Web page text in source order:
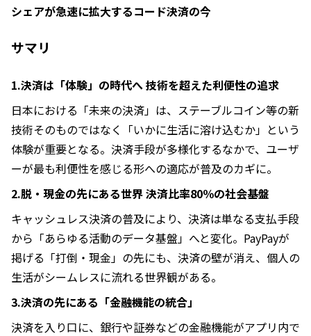
シェアが急速に拡大するコード決済の今
サマリ
1.決済は「体験」の時代へ 技術を超えた利便性の追求
日本における「未来の決済」は、ステーブルコイン等の新
技術そのものではなく「いかに生活に溶け込むか」という
体験が重要となる。決済手段が多様化するなかで、ユーザ
ーが最も利便性を感じる形への適応が普及のカギに。
2.脱・現金の先にある世界 決済比率80％の社会基盤
キャッシュレス決済の普及により、決済は単なる支払手段
から「あらゆる活動のデータ基盤」へと変化。PayPayが
掲げる「打倒・現金」の先にも、決済の壁が消え、個人の
生活がシームレスに流れる世界観がある。
3.決済の先にある「金融機能の統合」
決済を入り口に、銀行や証券などの金融機能がアプリ内で